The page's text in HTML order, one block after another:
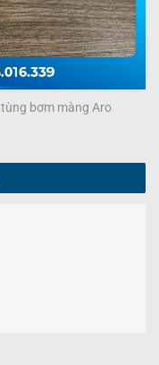
bơm màng Aro